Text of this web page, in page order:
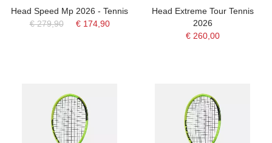
Head Speed Mp 2026 - Tennis
€ 279,90
€ 174,90
Head Extreme Tour Tennis
2026
€ 260,00